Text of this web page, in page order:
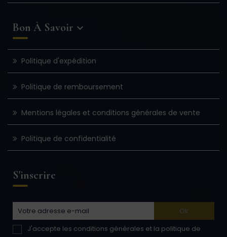
Bon À Savoir 
Politique d'expédition
Politique de remboursement
Mentions légales et conditions générales de vente
Politique de confidentialité
S'inscrire
J'accepte les conditions générales et la politique de